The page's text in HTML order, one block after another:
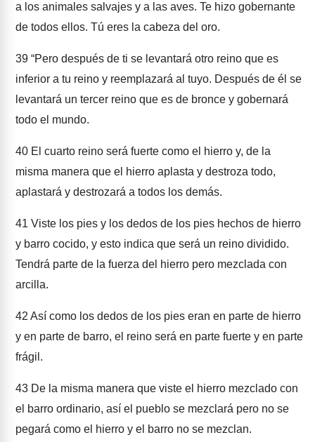
a los animales salvajes y a las aves. Te hizo gobernante
de todos ellos. Tú eres la cabeza del oro.
39 “Pero después de ti se levantará otro reino que es
inferior a tu reino y reemplazará al tuyo. Después de él se
levantará un tercer reino que es de bronce y gobernará
todo el mundo.
40 El cuarto reino será fuerte como el hierro y, de la
misma manera que el hierro aplasta y destroza todo,
aplastará y destrozará a todos los demás.
41 Viste los pies y los dedos de los pies hechos de hierro
y barro cocido, y esto indica que será un reino dividido.
Tendrá parte de la fuerza del hierro pero mezclada con
arcilla.
42 Así como los dedos de los pies eran en parte de hierro
y en parte de barro, el reino será en parte fuerte y en parte
frágil.
43 De la misma manera que viste el hierro mezclado con
el barro ordinario, así el pueblo se mezclará pero no se
pegará como el hierro y el barro no se mezclan.